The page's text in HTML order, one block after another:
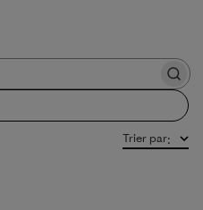
Trier par: